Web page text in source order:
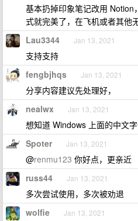
基本扔掉印象笔记改用
式就完美了，在飞机或者其他
Lau3344 Jan 13, 2021
支持支持
fengbjhqs Jan 13, 2021
分享内容建议先处理好，
nealwx Jan 13, 2021
想知道 Windows 上面的中文
Spoter Jan 13, 2021
@renmu123 你好点，更亲近
russ44 Jan 13, 2021
多次尝试使用，多次被劝退
wolfie Jan 13, 2021